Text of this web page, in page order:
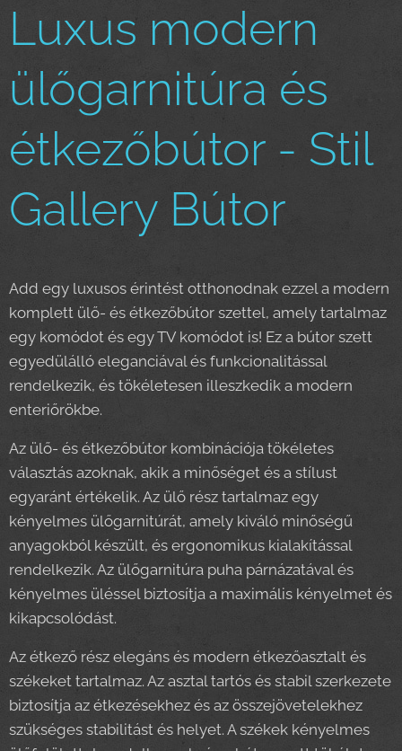
Luxus modern
ülőgarnitúra és
étkezőbútor - Stil
Gallery Bútor
Add egy luxusos érintést otthonodnak ezzel a modern
komplett ülő- és étkezőbútor szettel, amely tartalmaz
egy komódot és egy TV komódot is! Ez a bútor szett
egyedülálló eleganciával és funkcionalitással
rendelkezik, és tökéletesen illeszkedik a modern
enteriőrökbe.
Az ülő- és étkezőbútor kombinációja tökéletes
választás azoknak, akik a minőséget és a stílust
egyaránt értékelik. Az ülő rész tartalmaz egy
kényelmes ülőgarnitúrát, amely kiváló minőségű
anyagokból készült, és ergonomikus kialakítással
rendelkezik. Az ülőgarnitúra puha párnázatával és
kényelmes üléssel biztosítja a maximális kényelmet és
kikapcsolódást.
Az étkező rész elegáns és modern étkezőasztalt és
székeket tartalmaz. Az asztal tartós és stabil szerkezete
biztosítja az étkezésekhez és az összejövetelekhez
szükséges stabilitást és helyet. A székek kényelmes